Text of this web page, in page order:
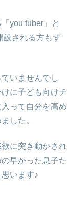
you tuber」と
設される方もず
いませんでし
に子ども向けチ
って自分を高め
した。
に突き動かされ
早かった息子た
います♪